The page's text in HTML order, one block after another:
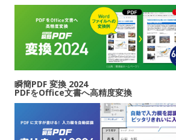
瞬簡PDF 変換 2024
PDFをOffice文書へ高精度変換